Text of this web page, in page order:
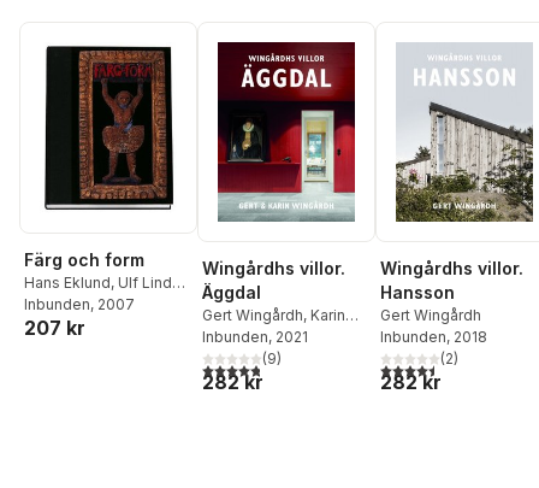
Färg och form
Hans Eklund, Ulf Linde ,
Olle Granath,Susanna
Slöör ,Mårten
Inbunden, 2007
207 kr
Wingårdhs villor.
Äggdal
Gert Wingårdh, Karin
Wingårdh
Inbunden, 2021
4,8utav 5 stjärnor. Totalt antal röster:
(9)
282 kr
Wingårdhs villor.
Hansson
Gert Wingårdh
Inbunden, 2018
4,5utav 5 stjärnor.
(2)
282 kr